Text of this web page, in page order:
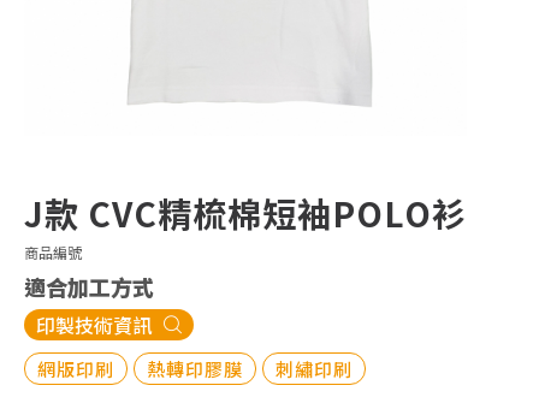
J款 CVC精梳棉短袖POLO衫
商品編號
適合加工方式
印製技術資訊
網版印刷 熱轉印膠膜 刺繡印刷